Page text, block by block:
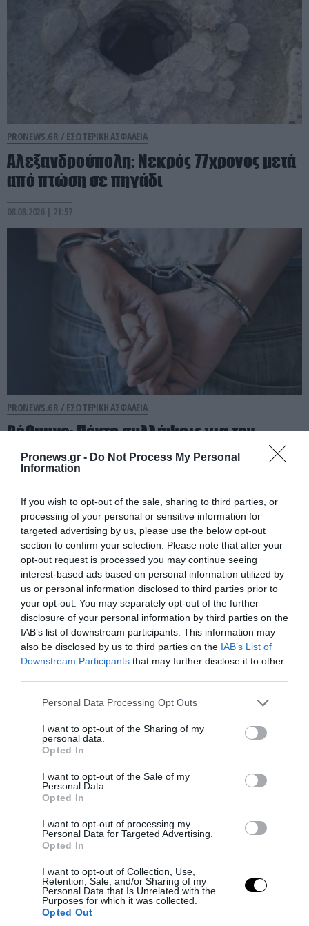
Pronews.gr - Do Not Process My Personal
Information
If you wish to opt-out of the sale, sharing to third parties, or
processing of your personal or sensitive information for
targeted advertising by us, please use the below opt-out
section to confirm your selection. Please note that after your
opt-out request is processed you may continue seeing
interest-based ads based on personal information utilized by
us or personal information disclosed to third parties prior to
your opt-out. You may separately opt-out of the further
disclosure of your personal information by third parties on the
IAB’s list of downstream participants. This information may
also be disclosed by us to third parties on the IAB’s List of
Downstream Participants that may further disclose it to other
Please note that this website/app uses one or more Google
not limited to your visit or usage behaviour. You may click to
grant or deny consent to Google and its third-party tags to
use your data for below specified purposes in below Google
consent section.
Personal Data Processing Opt Outs
I want to opt-out of the Sharing of my
personal data.
Opted In
I want to opt-out of the Sale of my
Personal Data.
Opted In
I want to opt-out of processing my
Personal Data for Targeted Advertising.
Opted In
I want to opt-out of Collection, Use,
Retention, Sale, and/or Sharing of my
Personal Data that Is Unrelated with the
Purposes for which it was collected.
Opted Out
PRONEWS.GR / ΕΣΩΤΕΡΙΚΗ ΑΣΦΑΛΕΙΑ
Αλεξανδρούπολη: Νεκρός 77χρονος μετά
από πτώση σε πηγάδι
08.08.2026 | 21:57
PRONEWS.GR / ΕΣΩΤΕΡΙΚΗ ΑΣΦΑΛΕΙΑ
Ρέθυμνο: Πέντε συλλήψεις για τον
ξυλοδαρμό 51χρονου Βρετανού
PRONEWS.GR /ΕΣΩΤΕΡΙΚΗ ΑΣΦΑΛΕΙΑ
Νάξος: Φωτιά στη Μικρή Βίγλα –
Επιχειρούν επίγειες και εναέριες
δυνάμεις
08.08.2026 | 20:28